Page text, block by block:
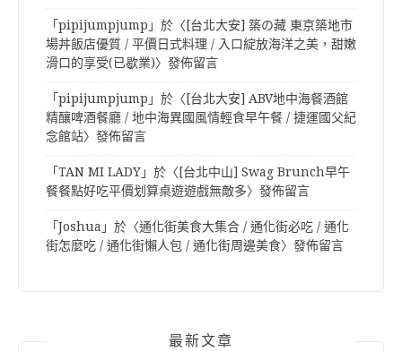
「pipijumpjump 」於〈 [台北大安] 築の藏 東京築地市
場丼飯店優質 / 平價日式料理 / 入口綻放海洋之美，甜嫩
滑口的享受(已歇業)〉發佈留言
「pipijumpjump 」於〈 [台北大安] ABV地中海餐酒館
精釀啤酒餐廳 / 地中海異國風情輕食早午餐 / 捷運國父紀
念館站〉發佈留言
「TAN MI LADY」於〈 [台北中山] Swag Brunch早午
餐餐點好吃平價划算桌遊遊戲無敵多〉發佈留言
「Joshua 」於〈通化街美食大集合 / 通化街必吃 / 通化
街怎麼吃 / 通化街懶人包 / 通化街周邊美食〉發佈留言
最新文章